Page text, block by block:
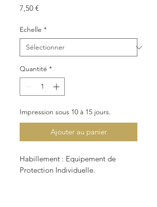
7,50 €Prix
Echelle *
Quantité *
Impression sous 10 à 15 jours.
Ajouter au panier
Habillement : Equipement de
Protection Individuelle.